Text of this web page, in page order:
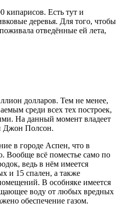
кипарисов. Есть тут и
деревья. Для того, чтобы
отведённые ей лета,
долларов. Тем не менее,
среди всех тех построек,
На данный момент владеет
Джон Полсон.
в городе Аспен, что в
Вообще всё поместье само по
ведь в нём имеется
и 15 спален, а также
В особняке имеется
воду от любых вредных
обеспечение газом.